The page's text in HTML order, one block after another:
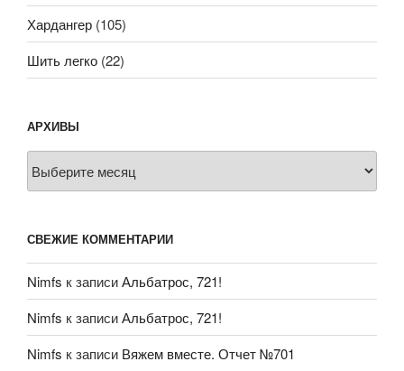
Хардангер (105)
Шить легко (22)
АРХИВЫ
СВЕЖИЕ КОММЕНТАРИИ
Nimfs к записиАльбатрос, 721!
Nimfs к записиАльбатрос, 721!
Nimfs к записи Вяжем вместе. Отчет №701